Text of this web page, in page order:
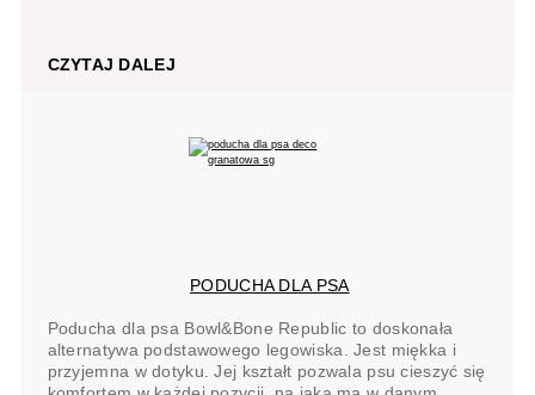
CZYTAJ DALEJ
PODUCHA DLA PSA
Poducha dla psa Bowl&Bone Republic to doskonała
alternatywa podstawowego legowiska. Jest miękka i
przyjemna w dotyku. Jej kształt pozwala psu cieszyć się